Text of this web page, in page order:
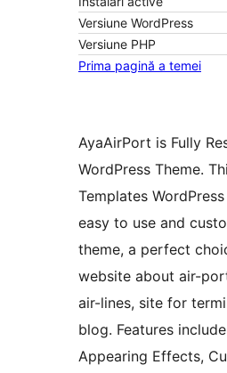
Versiune WordPress
Versiune PHP
Prima pagină a temei
AyaAirPort is Fully
WordPress Theme.
Templates
easy to use and
theme, a perfect
website about air-
air-lines, site for
blog. Features
Appearing Effects,